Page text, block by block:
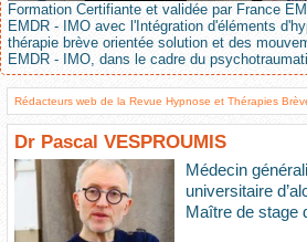
Formation Certifiante et validée par France
EMDR - IMO avec l'Intégration d'éléments
thérapie brève orientée solution et des
EMDR - IMO, dans le cadre du
Rédacteurs web de la Revue Hypnose et Thérapies
Dr Pascal VESPROUMIS
Médecin
universitaire
Maître de stage